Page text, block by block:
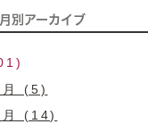
月別アーカイブ
月 (5)
(14)